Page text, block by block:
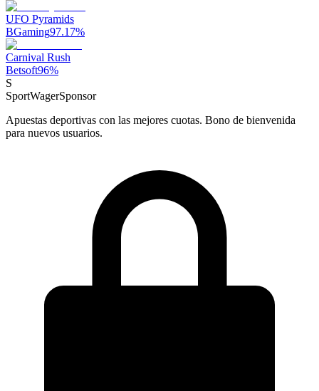
UFO Pyramids
BGaming97.17%
Carnival Rush
Betsoft96%
S
SportWagerSponsor
Apuestas deportivas con las mejores cuotas. Bono de bienvenida
para nuevos usuarios.